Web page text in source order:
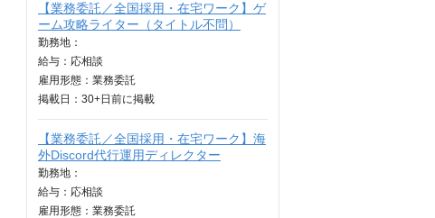
【業務委託／全国採用・在宅ワーク】ゲ
ーム攻略ライター（タイトル不問）
勤務地：
給与： 応相談
雇用形態：業務委託
掲載日： 30+日 前に掲載
【業務委託／全国採用・在宅ワーク】海
外Discord代行運用ディレクター
勤務地：
給与： 応相談
雇用形態：業務委託